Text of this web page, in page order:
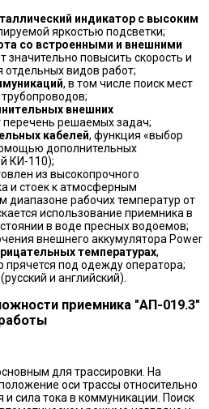
индикатор с высоким
яркостью подсветки;
со встроенными и внешними
значительно повысить скорость и
отдельных видов работ;
, в том числе поиск мест
внешних
перечень решаемых задач;
кабелей, функция «выбор
дополнительных
КИ-110);
из высокопрочного
и стоек к атмосферным
диапазоне рабочих температур от
использование приемника в
в воде пресных водоемов;
внешнего аккумулятора Power
температурах,
прячется под одежду оператора;
и английский).
приемника "АП­-019.3"
для трассировки. На
оси трассы относительно
и сила тока в коммуникации. Поиск